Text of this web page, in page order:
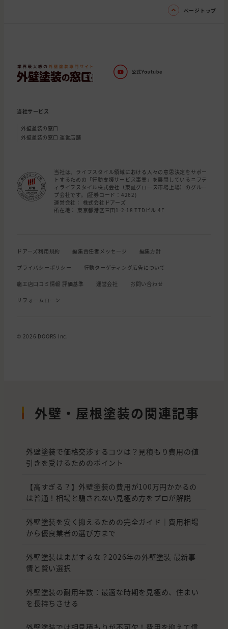
ページトップ
当社サービス
外壁塗装の窓口
外壁塗装の窓口 運営店舗
当社は、ライフスタイル領域における人々の意思決定をサポー
トするための「行動支援サービス事業」を展開しているニフテ
ィライフスタイル株式会社（東証グロース市場上場）のグルー
プ会社です。(証券コード：4262)
運営会社： 株式会社ドアーズ
所在地： 東京都港区三田1-2-18 TTDビル 4F
ドアーズ利用規約 編集責任者メッセージ 編集方針
プライバシーポリシー 行動ターゲティング広告について
施工店口コミ情報 評価基準 運営会社 お問い合わせ
リフォームローン
© 2026 DOORS Inc.
外壁・屋根塗装の関連記事
外壁塗装で価格交渉するコツは？見積もり費用の値
引きを受けるためのポイント
【高すぎる？】外壁塗装の費用が100万円かかるの
は普通！相場と騙されない見極め方をプロが解説
外壁塗装を安く抑えるための完全ガイド｜費用相場
から優良業者の選び方まで
外壁塗装はまだするな？2026年の外壁塗装 最新事
情と賢い選択
外壁塗装の耐用年数：最適な時期を見極め、住まい
を長持ちさせる
外壁塗装では相見積もりが不可欠！費用を抑えて信